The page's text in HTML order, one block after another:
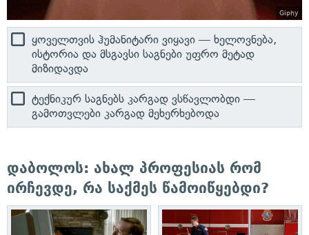
Giphy
ყოველთვის ჰუმანიტარი ვიყავი — ხელოვნება,
ისტორია და მსგავსი საგნები უფრო მეტად
მიზიდავდა
ტექნიკურ საგნებს კარგად ვსწავლობდი —
გამოთვლები კარგად მეხერხებოდა
დაბოლოს: ახალ პროფესიას რომ
ირჩევდე, რა საქმეს წამოიწყებდი?